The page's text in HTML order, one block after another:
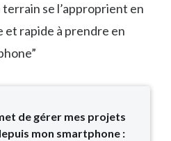
terrain se l’approprient en
et rapide à prendre en
de gérer mes projets
mon smartphone :